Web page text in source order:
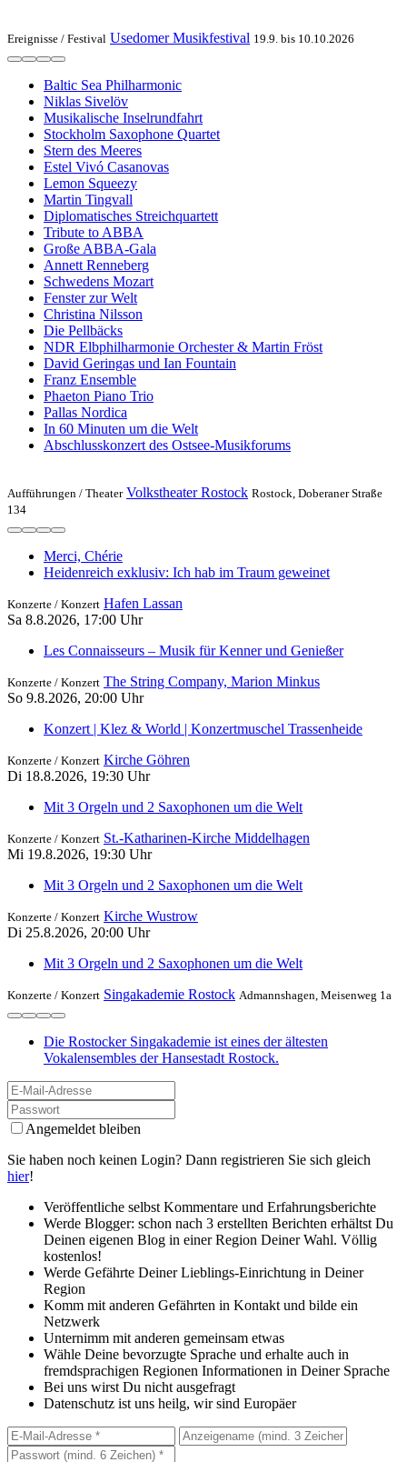
Ereignisse / Festival Usedomer Musikfestival 19.9. bis 10.10.2026
Baltic Sea Philharmonic
Niklas Sivelöv
Musikalische Inselrundfahrt
Stockholm Saxophone Quartet
Stern des Meeres
Estel Vivó Casanovas
Lemon Squeezy
Martin Tingvall
Diplomatisches Streichquartett
Tribute to ABBA
Große ABBA-Gala
Annett Renneberg
Schwedens Mozart
Fenster zur Welt
Christina Nilsson
Die Pellbäcks
NDR Elbphilharmonie Orchester & Martin Fröst
David Geringas und Ian Fountain
Franz Ensemble
Phaeton Piano Trio
Pallas Nordica
In 60 Minuten um die Welt
Abschlusskonzert des Ostsee-Musikforums
Aufführungen / Theater Volkstheater Rostock Rostock, Doberaner Straße
134
Merci, Chérie
Heidenreich exklusiv: Ich hab im Traum geweinet
Konzerte / Konzert Hafen Lassan
Sa 8.8.2026, 17:00 Uhr
Les Connaisseurs – Musik für Kenner und Genießer
Konzerte / Konzert The String Company, Marion Minkus
So 9.8.2026, 20:00 Uhr
Konzert | Klez & World | Konzertmuschel Trassenheide
Konzerte / Konzert Kirche Göhren
Di 18.8.2026, 19:30 Uhr
Mit 3 Orgeln und 2 Saxophonen um die Welt
Konzerte / Konzert St.-Katharinen-Kirche Middelhagen
Mi 19.8.2026, 19:30 Uhr
Mit 3 Orgeln und 2 Saxophonen um die Welt
Konzerte / Konzert Kirche Wustrow
Di 25.8.2026, 20:00 Uhr
Mit 3 Orgeln und 2 Saxophonen um die Welt
Konzerte / Konzert Singakademie Rostock Admannshagen, Meisenweg 1a
Die Rostocker Singakademie ist eines der ältesten
Vokalensembles der Hansestadt Rostock.
Angemeldet bleiben
Sie haben noch keinen Login? Dann registrieren Sie sich gleich
hier!
Veröffentliche selbst Kommentare und Erfahrungsberichte
Werde Blogger: schon nach 3 erstellten Berichten erhältst Du
Deinen eigenen Blog in einer Region Deiner Wahl. Völlig
kostenlos!
Werde Gefährte Deiner Lieblings-Einrichtung in Deiner
Region
Komm mit anderen Gefährten in Kontakt und bilde ein
Netzwerk
Unternimm mit anderen gemeinsam etwas
Wähle Deine bevorzugte Sprache und erhalte auch in
fremdsprachigen Regionen Informationen in Deiner Sprache
Bei uns wirst Du nicht ausgefragt
Datenschutz ist uns heilg, wir sind Europäer